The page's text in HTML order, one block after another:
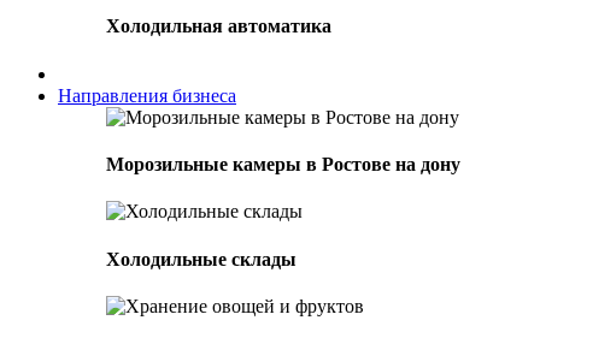
Холодильная автоматика
Направления бизнеса
Морозильные камеры в Ростове на дону
Холодильные склады